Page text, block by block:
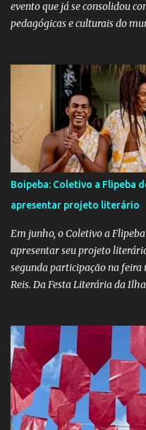
evento que já se consolidou
pedagógicas e culturais do
criatividade e tradição. Entre
junino tomou conta das
São Francisco, passando por
grande estilo na sede do
deram um verdadeiro show
apresentações marcadas por
típicas, encenações e um
mais do que uma atividade
social que une arte,
da equipe da Secretaria de
Boipeba: Coletivo a Flipeba
apresentar projeto literário
Em junho, o Coletivo a
apresentar seu projeto
segunda participação na feira
Reis. Da Festa Literária da
— levará ao continente
Diversidades Culturais
Flipeba na Feira do Livro de
junho, reunindo importantes
mundial. O projeto busca
a partir de experiências de